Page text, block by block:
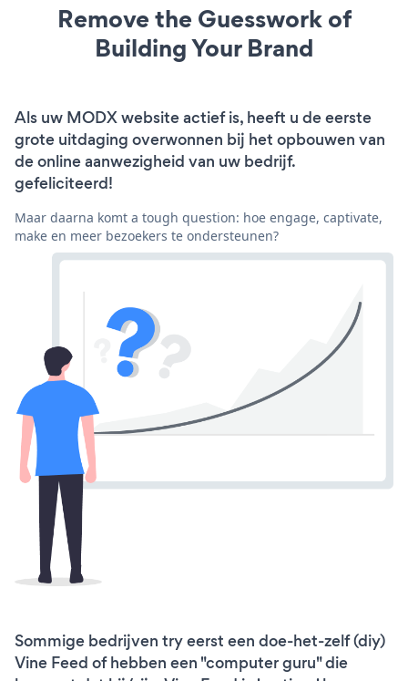
Remove the Guesswork of
Building Your Brand
Als uw MODX website actief is, heeft u de eerste
grote uitdaging overwonnen bij het opbouwen van
de online aanwezigheid van uw bedrijf.
gefeliciteerd!
Maar daarna komt a tough question: hoe engage, captivate,
make en meer bezoekers te ondersteunen?
Sommige bedrijven try eerst een doe-het-zelf (diy)
Vine Feed of hebben een "computer guru" die